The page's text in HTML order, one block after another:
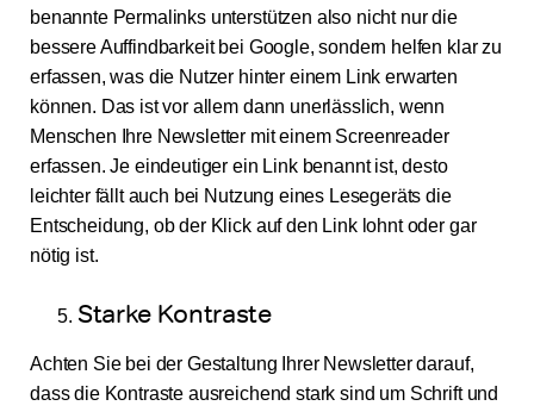
benannte Permalinks unterstützen also nicht nur die
bessere Auffindbarkeit bei Google, sondern helfen klar zu
erfassen, was die Nutzer hinter einem Link erwarten
können. Das ist vor allem dann unerlässlich, wenn
Menschen Ihre Newsletter mit einem Screenreader
erfassen. Je eindeutiger ein Link benannt ist, desto
leichter fällt auch bei Nutzung eines Lesegeräts die
Entscheidung, ob der Klick auf den Link lohnt oder gar
nötig ist.
Starke Kontraste
Achten Sie bei der Gestaltung Ihrer Newsletter darauf,
dass die Kontraste ausreichend stark sind um Schrift und